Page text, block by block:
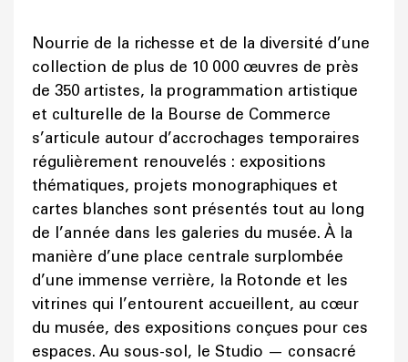
Nourrie de la richesse et de la diversité d’une
collection de plus de 10 000 œuvres de près
de 350 artistes, la programmation artistique
et culturelle de la Bourse de Commerce
s’articule autour d’accrochages temporaires
régulièrement renouvelés : expositions
thématiques, projets monographiques et
cartes blanches sont présentés tout au long
de l’année dans les galeries du musée. À la
manière d’une place centrale surplombée
d’une immense verrière, la Rotonde et les
vitrines qui l’entourent accueillent, au cœur
du musée, des expositions conçues pour ces
espaces. Au sous-sol, le Studio — consacré